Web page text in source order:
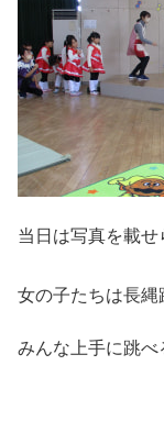
当日は写真を載せ
女の子たちは長
みんな上手に跳